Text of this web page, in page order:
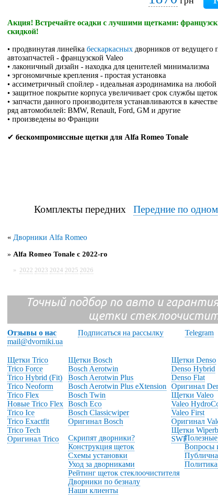
Акция! Встречайте осадки с лучшими щетками:
скидкой!
• продвинутая линейка бескаркасных дворников от ведущего
автозапчастей - французской Valeo
• лаконичный дизайн - находка для ценителей минимализма
• эргономичные крепления - простая установка
• ассиметричный спойлер - идеальная аэродинамика на любой
• защитное покрытие корпуса увеличивает срок службы щеток
• запчасти данного производителя устанавливаются в
ряд автомобилей: BMW, Renault, Ford, GM и другие
• произведены во Франции
✔ бескомпромиссные щетки для Alfa Romeo Tonale
Комплекты передних Передние по
« Дворники Alfa Romeo
» Alfa Romeo Tonale с 2022-го
» 2022 2023 2024 2025 2026
Точный подбор по авто и
щетки
Отзывы о нас Подписаться на рассылку
Telegram
mail@dvorniki.ua
Щетки Trico
Trico Force
Trico Hybrid (Fit)
Trico Neoform
Trico Flex
Новые Trico Flex
Trico Ice
Trico Exactfit
Trico Tech
Оригинал Trico
Щетки Bosch
Bosch Aerotwin
Bosch Aerotwin Plus
Bosch Aerotwin Plus eXtension
Bosch Twin
Bosch Eco
Bosch Classicwiper
Оригинал Bosch
Щетки Denso
Denso Hybrid
Denso Flat
Оригинал
Щетки Valeo
Valeo
Valeo First
Оригинал
Щетки
SWF
Скрипят дворники?
Конструкция щеток
Схемы установки
Уход за дворниками
Рейтинг щеток стеклоочистителя
Дворники по безналу
Наши клиенты
Вопросы